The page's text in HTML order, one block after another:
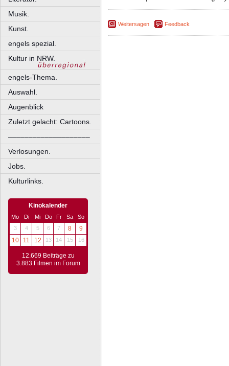
Musik.
Kunst.
engels spezial.
Kultur in NRW.
engels-Thema.
Auswahl.
Augenblick
Zuletzt gelacht: Cartoons.
––––––––––––––––––––
Verlosungen.
Jobs.
Kulturlinks.
Kinokalender
Mo Di Mi Do Fr Sa
So
3
4 5 6 7 8
9
10
11 12 13 14 15 16
12.669 Beiträge zu
3.883 Filmen im Forum
Weitersagen Feedback